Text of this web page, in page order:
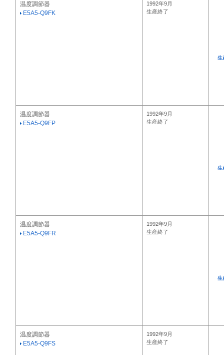
温度調節器
E5A5-Q9FK
1992年9月
生産終了
生
温度調節器
E5A5-Q9FP
1992年9月
生産終了
生
温度調節器
E5A5-Q9FR
1992年9月
生産終了
生
温度調節器
E5A5-Q9FS
1992年9月
生産終了